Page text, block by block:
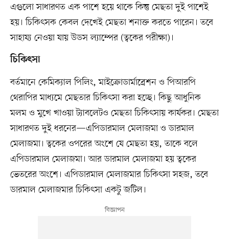
এগুলো সাধারণত এক পাশে হয়ে থাকে কিন্তু মেছতা দুই পাশেই
হয়। চিকিৎসক কেবল দেখেই মেছতা শনাক্ত করতে পারেন। তবে
সাহায্য নেওয়া যায় উডস ল্যাম্পের (ত্বকের পরীক্ষা)।
চিকিৎসা
বর্তমানে কেমিক্যাল পিলিং, মাইক্রোডার্মাব্রেশন ও পিআরপি
থেরাপির মাধ্যমে মেছতার চিকিৎসা করা হচ্ছে। কিছু আধুনিক
মলম ও মুখে খাওয়া ট্যাবলেটও মেছতা চিকিৎসায় কার্যকর। মেছতা
সাধারণত দুই ধরনের—এপিডারমাল মেলাজমা ও ডারমাল
মেলাজমা। ত্বকের ওপরের অংশে যে মেছতা হয়, তাকে বলে
এপিডারমাল মেলাজমা। আর ডারমাল মেলাজমা হয় ত্বকের
ভেতরের অংশে। এপিডারমাল মেলাজমার চিকিৎসা সহজ, তবে
ডারমাল মেলাজমার চিকিৎসা একটু জটিল।